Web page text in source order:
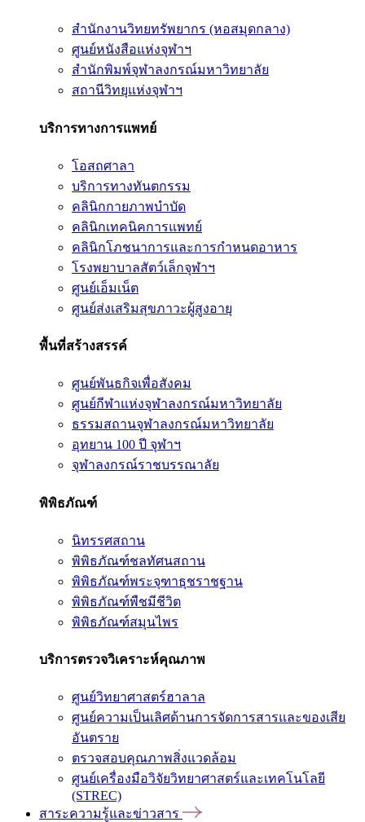
สำนักงานวิทยทรัพยากร (หอสมุดกลาง)
ศูนย์หนังสือแห่งจุฬาฯ
สำนักพิมพ์จุฬาลงกรณ์มหาวิทยาลัย
สถานีวิทยุแห่งจุฬาฯ
บริการทางการแพทย์
โอสถศาลา
บริการทางทันตกรรม
คลินิกกายภาพบำบัด
คลินิกเทคนิคการแพทย์
คลินิกโภชนาการและการกำหนดอาหาร
โรงพยาบาลสัตว์เล็กจุฬาฯ
ศูนย์เอ็มเน็ต
ศูนย์ส่งเสริมสุขภาวะผู้สูงอายุ
พื้นที่สร้างสรรค์
ศูนย์พันธกิจเพื่อสังคม
ศูนย์กีฬาแห่งจุฬาลงกรณ์มหาวิทยาลัย
ธรรมสถานจุฬาลงกรณ์มหาวิทยาลัย
อุทยาน 100 ปี จุฬาฯ
จุฬาลงกรณ์ราชบรรณาลัย
พิพิธภัณฑ์
นิทรรศสถาน
พิพิธภัณฑ์ชลทัศนสถาน
พิพิธภัณฑ์พระจุฑาธุชราชฐาน
พิพิธภัณฑ์พืชมีชีวิต
พิพิธภัณฑ์สมุนไพร
บริการตรวจวิเคราะห์คุณภาพ
ศูนย์วิทยาศาสตร์ฮาลาล
ศูนย์ความเป็นเลิศด้านการจัดการสารและของเสีย
อันตราย
ตรวจสอบคุณภาพสิ่งแวดล้อม
ศูนย์เครื่องมือวิจัยวิทยาศาสตร์และเทคโนโลยี
(STREC)
สาระความรู้และข่าวสาร